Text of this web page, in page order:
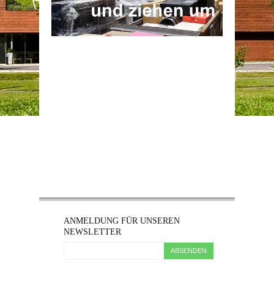
ANMELDUNG FÜR UNSEREN
NEWSLETTER
ABSENDEN